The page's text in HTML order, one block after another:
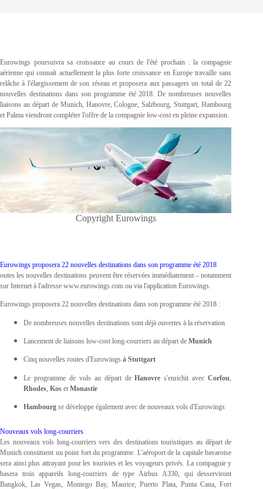
Eurowings poursuivra sa croissance au cours de l'été prochain : la compagnie
aérienne qui connaît actuellement la plus forte croissance en Europe travaille sans
relâche à l'élargissement de son réseau et proposera aux passagers un total de 22
nouvelles destinations dans son programme été 2018. De nombreuses nouvelles
liaisons au départ de Munich, Hanovre, Cologne, Salzbourg, Stuttgart, Hambourg
et Palma viendront compléter l'offre de la compagnie low-cost en pleine expansion.
Copyright Eurowings
Eurowings proposera 22 nouvelles destinations dans son programme été 2018
outes les nouvelles destinations peuvent être réservées immédiatement – notamment
sur Internet à l'adresse www.eurowings.com ou via l'application Eurowings.
Eurowings proposera 22 nouvelles destinations dans son programme été 2018 :
De nombreuses nouvelles destinations sont déjà ouvertes à la réservation
Lancement de liaisons low-cost long-courriers au départ de Munich
Cinq nouvelles routes d'Eurowings à Stuttgart
Le programme de vols au départ deHanovre s'enrichit avecCorfou
Rhodes Kos et Monastir
Hambourg se développe également avec de nouveaux vols d'Eurowings
Nouveaux vols long-courriers
Les nouveaux vols long-courriers vers des destinations touristiques au départ de
Munich constituent un point fort du programme. L'aéroport de la capitale bavaroise
sera ainsi plus attrayant pour les touristes et les voyageurs privés. La compagnie y
basera trois appareils long-courriers de type Airbus A330, qui desserviront
Bangkok, Las Vegas, Montego Bay, Maurice, Puerto Plata, Punta Cana, Fort